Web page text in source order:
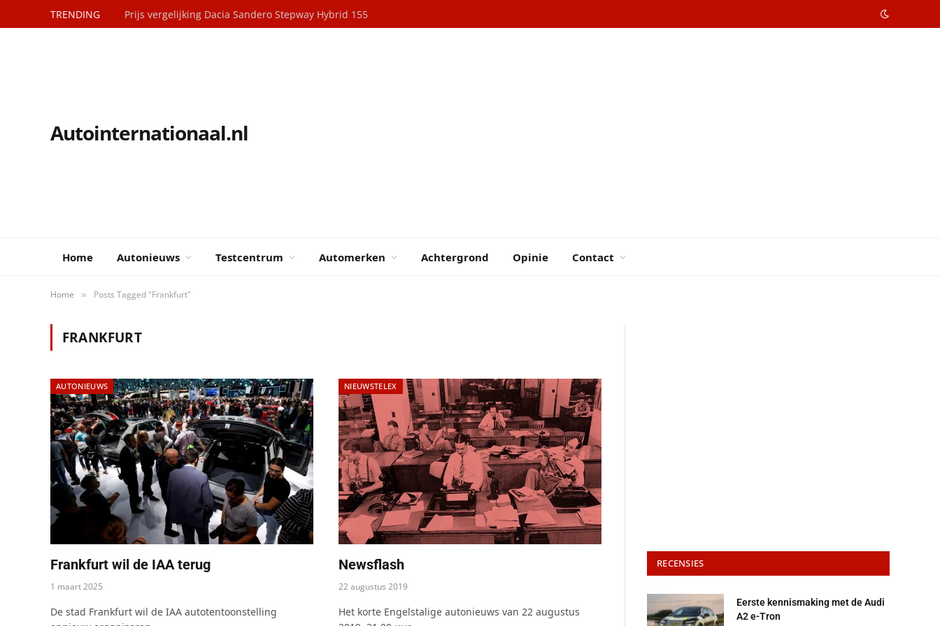
TRENDING Prijs vergelijking Dacia Sandero Stepway Hybrid 155
Autointernationaal.nl
Home Autonieuws Testcentrum Automerken Achtergrond Opinie Contact
Home » Posts Tagged "Frankfurt"
FRANKFURT
AUTONIEUWS
Frankfurt wil de IAA terug
1 maart 2025
De stad Frankfurt wil de IAA autotentoonstelling
NIEUWSTELEX
Newsflash
22 augustus 2019
Het korte Engelstalige autonieuws van 22 augustus
RECENSIES
Eerste kennismaking met de Audi
A2 e-Tron